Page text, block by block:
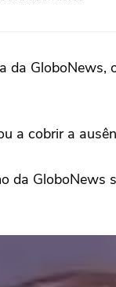
GloboNews,
a cobrir a